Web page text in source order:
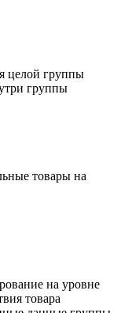
целой группы
группы
товары на
на уровне
товара